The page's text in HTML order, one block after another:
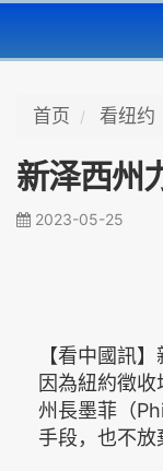
首页 看纽约
新泽西州
2023-05-25
【看中國訊
因為紐約徵
州長墨菲（
手段，也不放